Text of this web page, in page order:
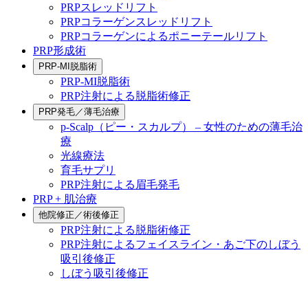
PRPスレッドリフト
PRPコラーゲンスレッドリフト
PRPコラーゲンによるポニーテールリフト
PRP形成術
PRP-MI脱脂術
PRP-MI脱脂術
PRP注射による脱脂術修正
PRP発毛／薄毛治療
p-Scalp（ピー・スカルプ） – 女性のための薄毛治
療
光線療法
育毛サプリ
PRP注射による眉毛発毛
PRP + 肌治療
他院修正／術後修正
PRP注射による脱脂術修正
PRP注射によるフェイスライン・あご下のしぼう
吸引後修正
しぼう吸引後修正